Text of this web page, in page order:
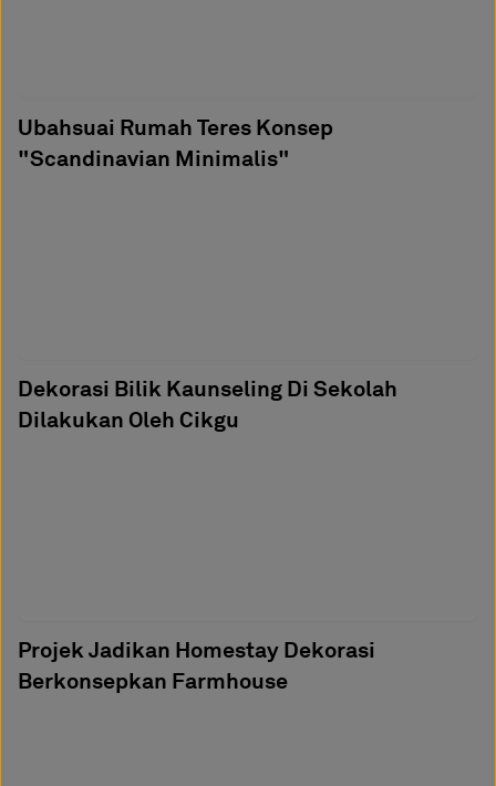
Ubahsuai Rumah Teres Konsep
"Scandinavian Minimalis"
Dekorasi Bilik Kaunseling Di Sekolah
Dilakukan Oleh Cikgu
Projek Jadikan Homestay Dekorasi
Berkonsepkan Farmhouse